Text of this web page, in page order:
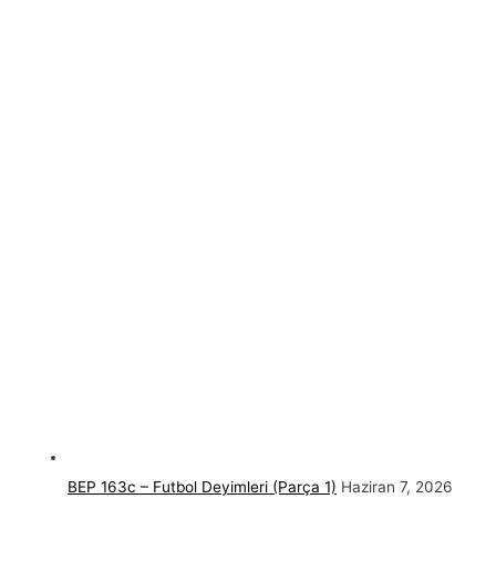
BEP 163c – Futbol Deyimleri (Parça 1) Haziran 7, 2026